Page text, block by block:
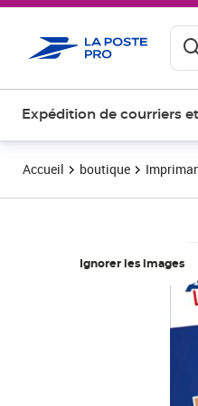
Expédition de courriers
Accueil boutique
Ignorer les images